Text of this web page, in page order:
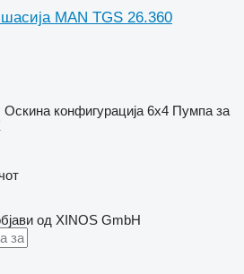
MAN TGS 26.360
Оскина конфигурација 6x4 Пумпа за
од XINOS GmbH